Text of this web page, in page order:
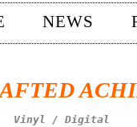
NEWS
Vinyl / Digital